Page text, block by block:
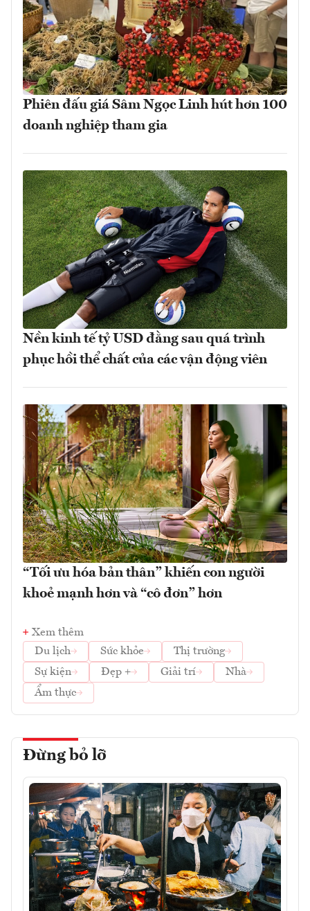
Phiên đấu giá Sâm Ngọc Linh hút hơn 100
doanh nghiệp tham gia
Nền kinh tế tỷ USD đằng sau quá trình
phục hồi thể chất của các vận động viên
“Tối ưu hóa bản thân” khiến con người
khoẻ mạnh hơn và “cô đơn” hơn
Xem thêm
Du lịch
Sức khỏe
Thị trường
Sự kiện
Đẹp + Giải trí
Nhà
Ẩm thực
Đừng bỏ lỡ